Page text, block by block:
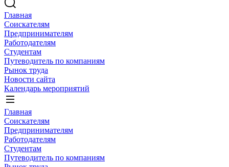
Главная
Соискателям
Предпринимателям
Работодателям
Студентам
Путеводитель по компаниям
Рынок труда
Новости сайта
Календарь мероприятий
Главная
Соискателям
Предпринимателям
Работодателям
Студентам
Путеводитель по компаниям